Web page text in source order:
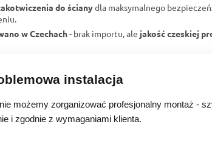
do ścianydla maksymalnego
w Czechach- brak importu, ale jakość czeskiej
instalacja
możemy zorganizować profesjonalny montaż -
i zgodnie z wymaganiami klienta.